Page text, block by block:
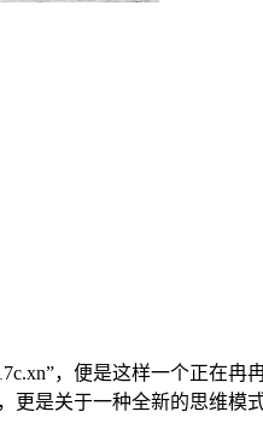
，便是这样一个正在
是关于一种全新的思维